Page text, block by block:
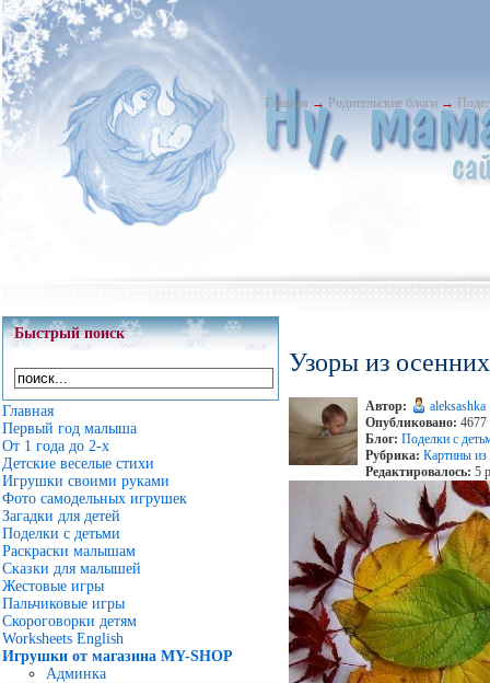
Главная → Родительские блоги →
Быстрый поиск
Главная
Первый год малыша
От 1 года до 2-х
Детские веселые стихи
Игрушки своими руками
Фото самодельных игрушек
Загадки для детей
Поделки с детьми
Раскраски малышам
Сказки для малышей
Жестовые игры
Пальчиковые игры
Скороговорки детям
Worksheets English
Игрушки от магазина MY-SHOP
Админка
Узоры из
Автор:
aleksashka
Опубликовано: 4677
Блог: Поделки с
Рубрика: Картины из
Редактировалось: 5